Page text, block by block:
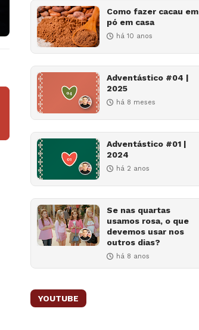
Como fazer cacau em
pó em casa
há 10 anos
Adventástico #04 |
2025
há 8 meses
Adventástico #01 |
2024
há 2 anos
Se nas quartas
usamos rosa, o que
devemos usar nos
outros dias?
há 8 anos
YOUTUBE